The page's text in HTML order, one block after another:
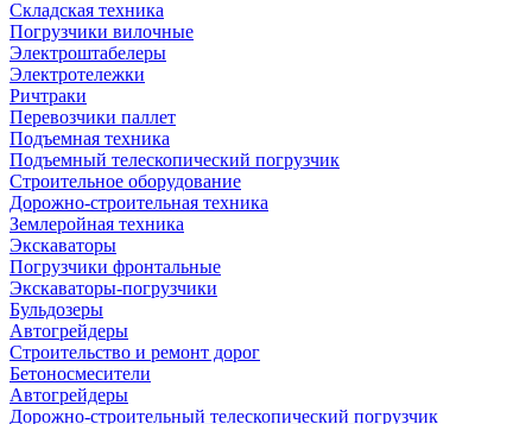
Складская техника
Погрузчики вилочные
Электроштабелеры
Электротележки
Ричтраки
Перевозчики паллет
Подъемная техника
Подъемный телескопический погрузчик
Строительное оборудование
Дорожно-строительная техника
Землеройная техника
Экскаваторы
Погрузчики фронтальные
Экскаваторы-погрузчики
Бульдозеры
Автогрейдеры
Строительство и ремонт дорог
Бетоносмесители
Автогрейдеры
Дорожно-строительный телескопический погрузчик